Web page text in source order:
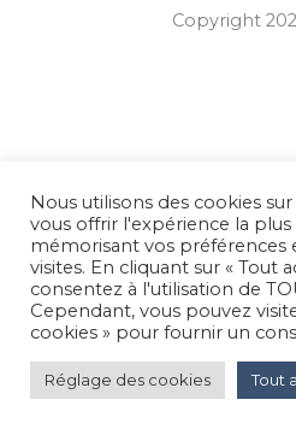
Copyright
Nous utilisons des cookies
vous offrir l'expérience la
mémorisant vos préférences
visites. En cliquant sur « Tout
consentez à l'utilisation de
Cependant, vous pouvez
cookies » pour fournir un
Réglage des cookies Tout